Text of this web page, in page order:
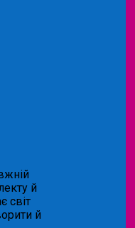
й
світ
й